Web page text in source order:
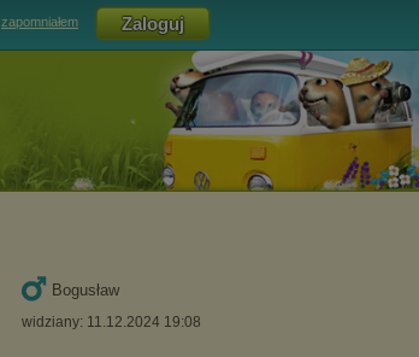
zapomniałem
Bogusław
widziany: 11.12.2024 19:08